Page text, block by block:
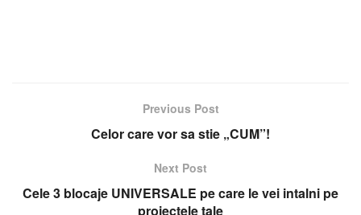
Previous Post
Celor care vor sa stie „CUM”!
Next Post
Cele 3 blocaje UNIVERSALE pe care le vei intalni pe
proiectele tale